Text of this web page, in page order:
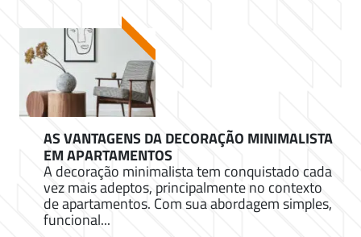
AS VANTAGENS DA DECORAÇÃO MINIMALISTA
EM APARTAMENTOS
A decoração minimalista tem conquistado cada
vez mais adeptos, principalmente no contexto
de apartamentos. Com sua abordagem simples,
funcional...